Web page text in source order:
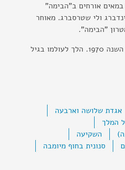
אורחים ב"הבימה"
ולי שטרסברג. מאוחר
"הבימה".
חתן "פרס כינור דוד", שחקן השנה 1970. הלך לעולמו בגיל
אגדת שלושה וארבעה
המלך
השקיעה
סנונית בחוף מיומבה